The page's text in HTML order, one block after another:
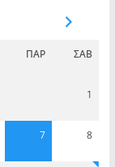
ΠΑΡ ΣΆΒ
1
7 8